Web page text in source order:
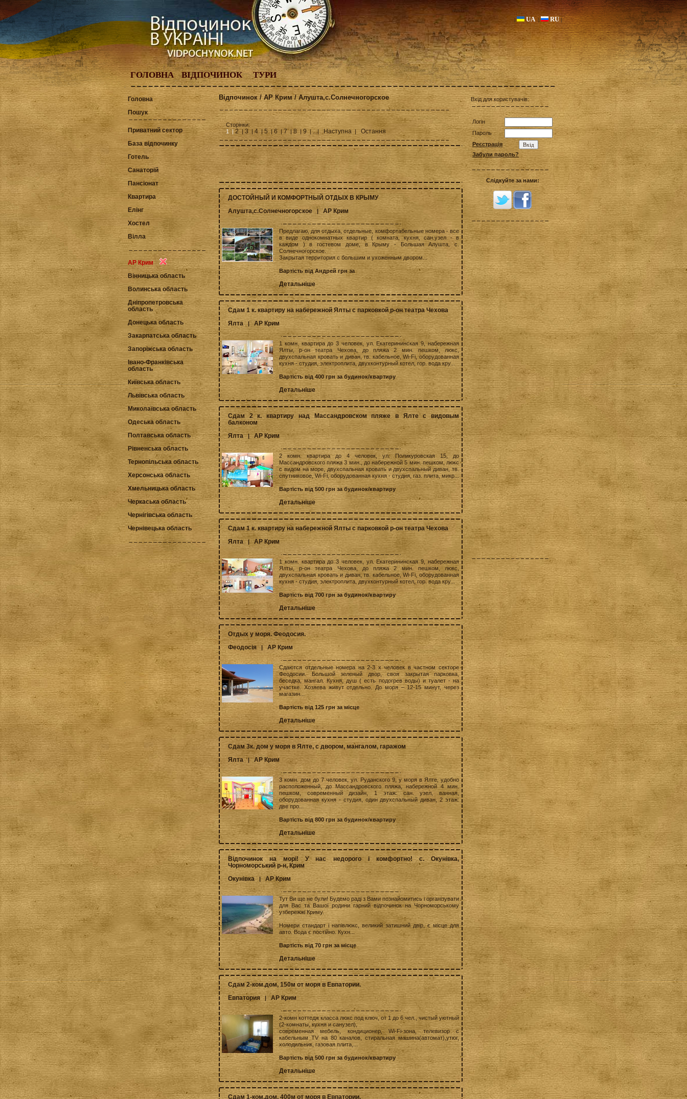
UA| RU|
ГОЛОВНА ВІДПОЧИНОК ТУРИ
Головна
Пошук
Приватний сектор
База відпочинку
Готель
Санаторій
Пансіонат
Квартира
Елінг
Хостел
Вілла
АР Крим
Вінницька область
Волинська область
Дніпропетровська
область
Донецька область
Закарпатська область
Запоріжська область
Івано-Франківська
область
Київська область
Львівська область
Миколаївська область
Одеська область
Полтавська область
Рівненська область
Тернопільська область
Херсонська область
Хмельницька область
Черкаська область
Чернігівська область
Чернівецька область
Відпочинок / АР Крим / Алушта,с.Солнечногорское
Сторінки:
1 | 2|3| 4|5|6| 7|8| 9| ...|Наступна| Остання
ДОСТОЙНЫЙ И КОМФОРТНЫЙ ОТДЫХ В КРЫМУ
Алушта,с.Солнечногорское |АР Крим
Предлагаю, для отдыха, отдельные, комфортабельные номера - все
в виде однокомнатных квартир ( комната, кухня, сан.узел - в
каждом ) в гостевом доме, в Крыму - Большая Алушта, с.
Солнечногорское.
Закрытая территория с большим и ухоженным двором...
Вартість від Андрей грн за
Детальніше
Сдам 1 к. квартиру на набережной Ялты с парковкой р-он театра Чехова
Ялта |АР Крим
1 комн. квартира до 3 человек, ул. Екатерининская 9, набережная
Ялты, р-он театра Чехова, до пляжа 2 мин. пешком, люкс,
двухспальная кровать и диван, тв. кабельное, Wi-Fi, оборудованная
кухня - студия, электроплита, двухконтурный котел, гор. вода кру...
Вартість від 400 грн за будинок/квартиру
Детальніше
Сдам 2 к. квартиру над Массандровском пляже в Ялте с видовым
балконом
Ялта |АР Крим
2 комн. квартира до 4 человек, ул. Поликуровская 15, до
Массандровского пляжа 3 мин., до набережной 5 мин. пешком, люкс
с видом на море, двухспальная кровать и двухспальный диван, тв.
спутниковое, Wi-Fi, оборудованная кухня - студия, газ. плита, микр...
Вартість від 500 грн за будинок/квартиру
Детальніше
Сдам 1 к. квартиру на набережной Ялты с парковкой р-он театра Чехова
Ялта |АР Крим
1 комн. квартира до 3 человек, ул. Екатерининская 9, набережная
Ялты, р-он театра Чехова, до пляжа 2 мин. пешком, люкс,
двухспальная кровать и диван, тв. кабельное, Wi-Fi, оборудованная
кухня - студия, электроплита, двухконтурный котел, гор. вода кру...
Вартість від 700 грн за будинок/квартиру
Детальніше
Отдых у моря. Феодосия.
Феодосія | АР Крим
Сдаются отдельные номера на 2-3 х человек в частном секторе
Феодосии. Большой зеленый двор, своя закрытая парковка,
беседка, мангал. Кухня, душ ( есть подогрев воды) и туалет - на
участке. Хозяева живут отдельно. До моря – 12-15 минут, через
магазин...
Вартість від 125 грн за місце
Детальніше
Сдам 3к. дом у моря в Ялте, с двором, мангалом, гаражом
Ялта |АР Крим
3 комн. дом до 7 человек, ул. Руданского 9, у моря в Ялте, удобно
расположенный, до Массандровского пляжа, набережной 4 мин.
пешком, современный дизайн, 1 этаж: сан. узел, ванная,
оборудованная кухня - студия, один двухспальный диван, 2 этаж:
две про...
Вартість від 800 грн за будинок/квартиру
Детальніше
Відпочинок на морі! У нас недорого і комфортно! с. Окунівка,
Чорноморський р-н, Крим
Окунівка |АР Крим
Тут Ви ще не були! Будемо раді з Вами познайомитись і організувати
для Вас та Вашої родини гарний відпочинок на Чорноморському
узбережжі Криму.
Номери стандарт і напівлюкс, великий затишний двір, є місце для
авто. Вода є постійно. Кухн...
Вартість від 70 грн за місце
Детальніше
Сдам 2-ком.дом, 150м от моря в Евпатории.
Евпатория |АР Крим
2-комн коттедж класса люкс под ключ, от 1 до 6 чел., чистый уютный
(2-комнаты, кухня и санузел),
современная мебель, кондиционер, Wi-Fi-зона, телевизор с
кабельным TV на 80 каналов, стиральная машина(автомат),утюг,
холодильник, газовая плита,...
Вартість від 500 грн за будинок/квартиру
Детальніше
Сдам 1-ком.дом, 400м от моря в Евпатории.
Вхід для користувачів:
Логін
Пароль
Реєстрація
Забули пароль?
Слідкуйте за нами: